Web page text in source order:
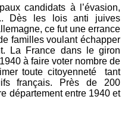
candidats à l’évasion,
Dès les lois anti juives
ce fut une errance
familles voulant échapper
La France dans le giron
à faire voter nombre de
toute citoyenneté tant
français. Près de 200
département entre 1940 et